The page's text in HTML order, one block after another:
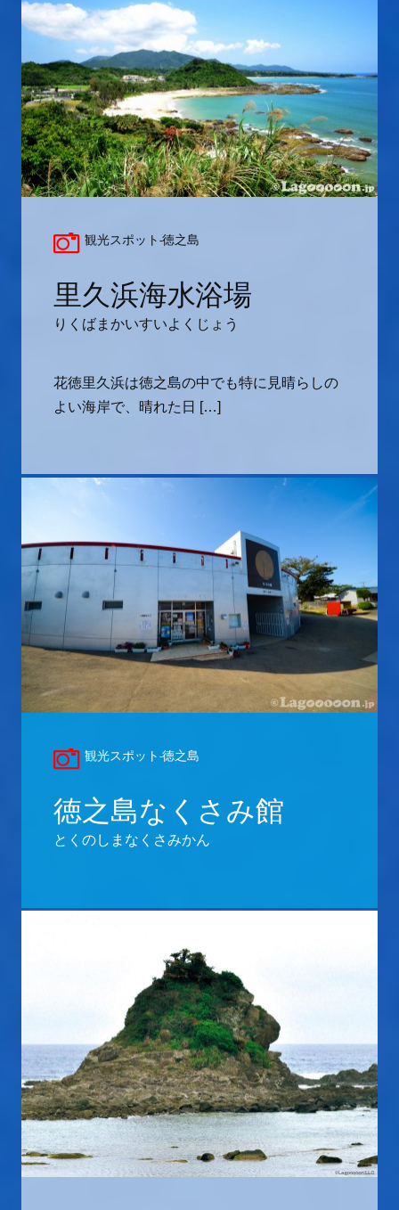
観光スポット-徳之島
里久浜海水浴場
りくばまかいすいよくじょう
花徳里久浜は徳之島の中でも特に見晴らしの
よい海岸で、晴れた日 […]
観光スポット-徳之島
徳之島なくさみ館
とくのしまなくさみかん